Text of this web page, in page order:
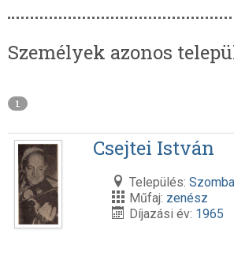
Személyek azonos
1
Csejtei István
Település:
Műfaj: zenész
Díjazási év: 1965